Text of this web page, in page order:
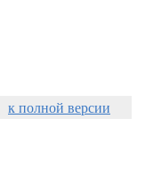
к полной версии